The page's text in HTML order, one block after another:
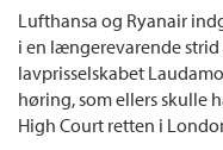
Lufthansa og Ryanair
i en længerevarende
lavprisselskabet
høring, som ellers skulle
High Court retten i